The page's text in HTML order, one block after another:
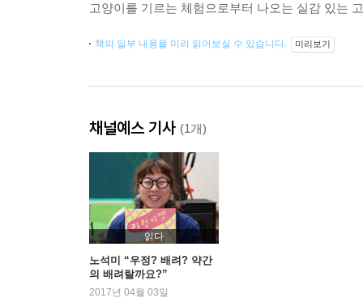
고양이를 기르는 체험으로부터 나오는 실감 있는
책의 일부 내용을 미리 읽어보실 수 있습니다. 미리보기
채널예스 기사 (1개)
읽다
노석미 “우정? 배려? 약간
의 배려랄까요?”
2017년 04월 03일